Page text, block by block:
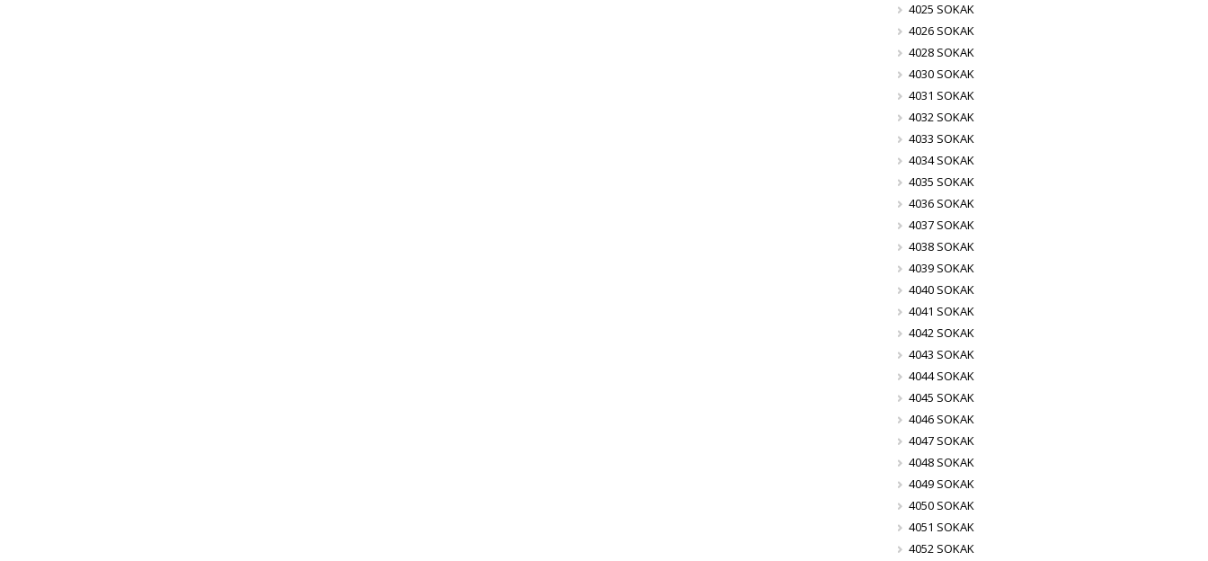
4025 SOKAK
4026 SOKAK
4028 SOKAK
4030 SOKAK
4031 SOKAK
4032 SOKAK
4033 SOKAK
4034 SOKAK
4035 SOKAK
4036 SOKAK
4037 SOKAK
4038 SOKAK
4039 SOKAK
4040 SOKAK
4041 SOKAK
4042 SOKAK
4043 SOKAK
4044 SOKAK
4045 SOKAK
4046 SOKAK
4047 SOKAK
4048 SOKAK
4049 SOKAK
4050 SOKAK
4051 SOKAK
4052 SOKAK